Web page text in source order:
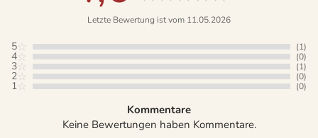
Letzte Bewertung ist vom 11.05.2026
5 (1)
4 (0)
3 (1)
2 (0)
1 (0)
Kommentare
Keine Bewertungen haben Kommentare.